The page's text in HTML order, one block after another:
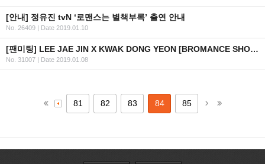
[안내] 정유진 tvN ‘로맨스는 별책부록’ 출연 안내
No. 26409 | Date 2019.01.10
[팬미팅] LEE JAE JIN X KWAK DONG YEON [BROMANCE SHOW] FAN MEETING IN BANGKOK 2019 (수정)
No. 31007 | Date 2019.01.08
81 82 83 84 85